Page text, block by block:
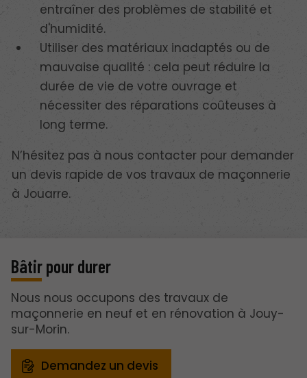
entraîner des problèmes de stabilité et
d'humidité.
Utiliser des matériaux inadaptés ou de
mauvaise qualité : cela peut réduire la
durée de vie de votre ouvrage et
nécessiter des réparations coûteuses à
long terme.
N’hésitez pas à nous contacter pour demander
un devis rapide de vos travaux de maçonnerie
à Jouarre.
Bâtir pour durer
Nous nous occupons des travaux de
maçonnerie en neuf et en rénovation à Jouy-
sur-Morin.
Demandez un devis